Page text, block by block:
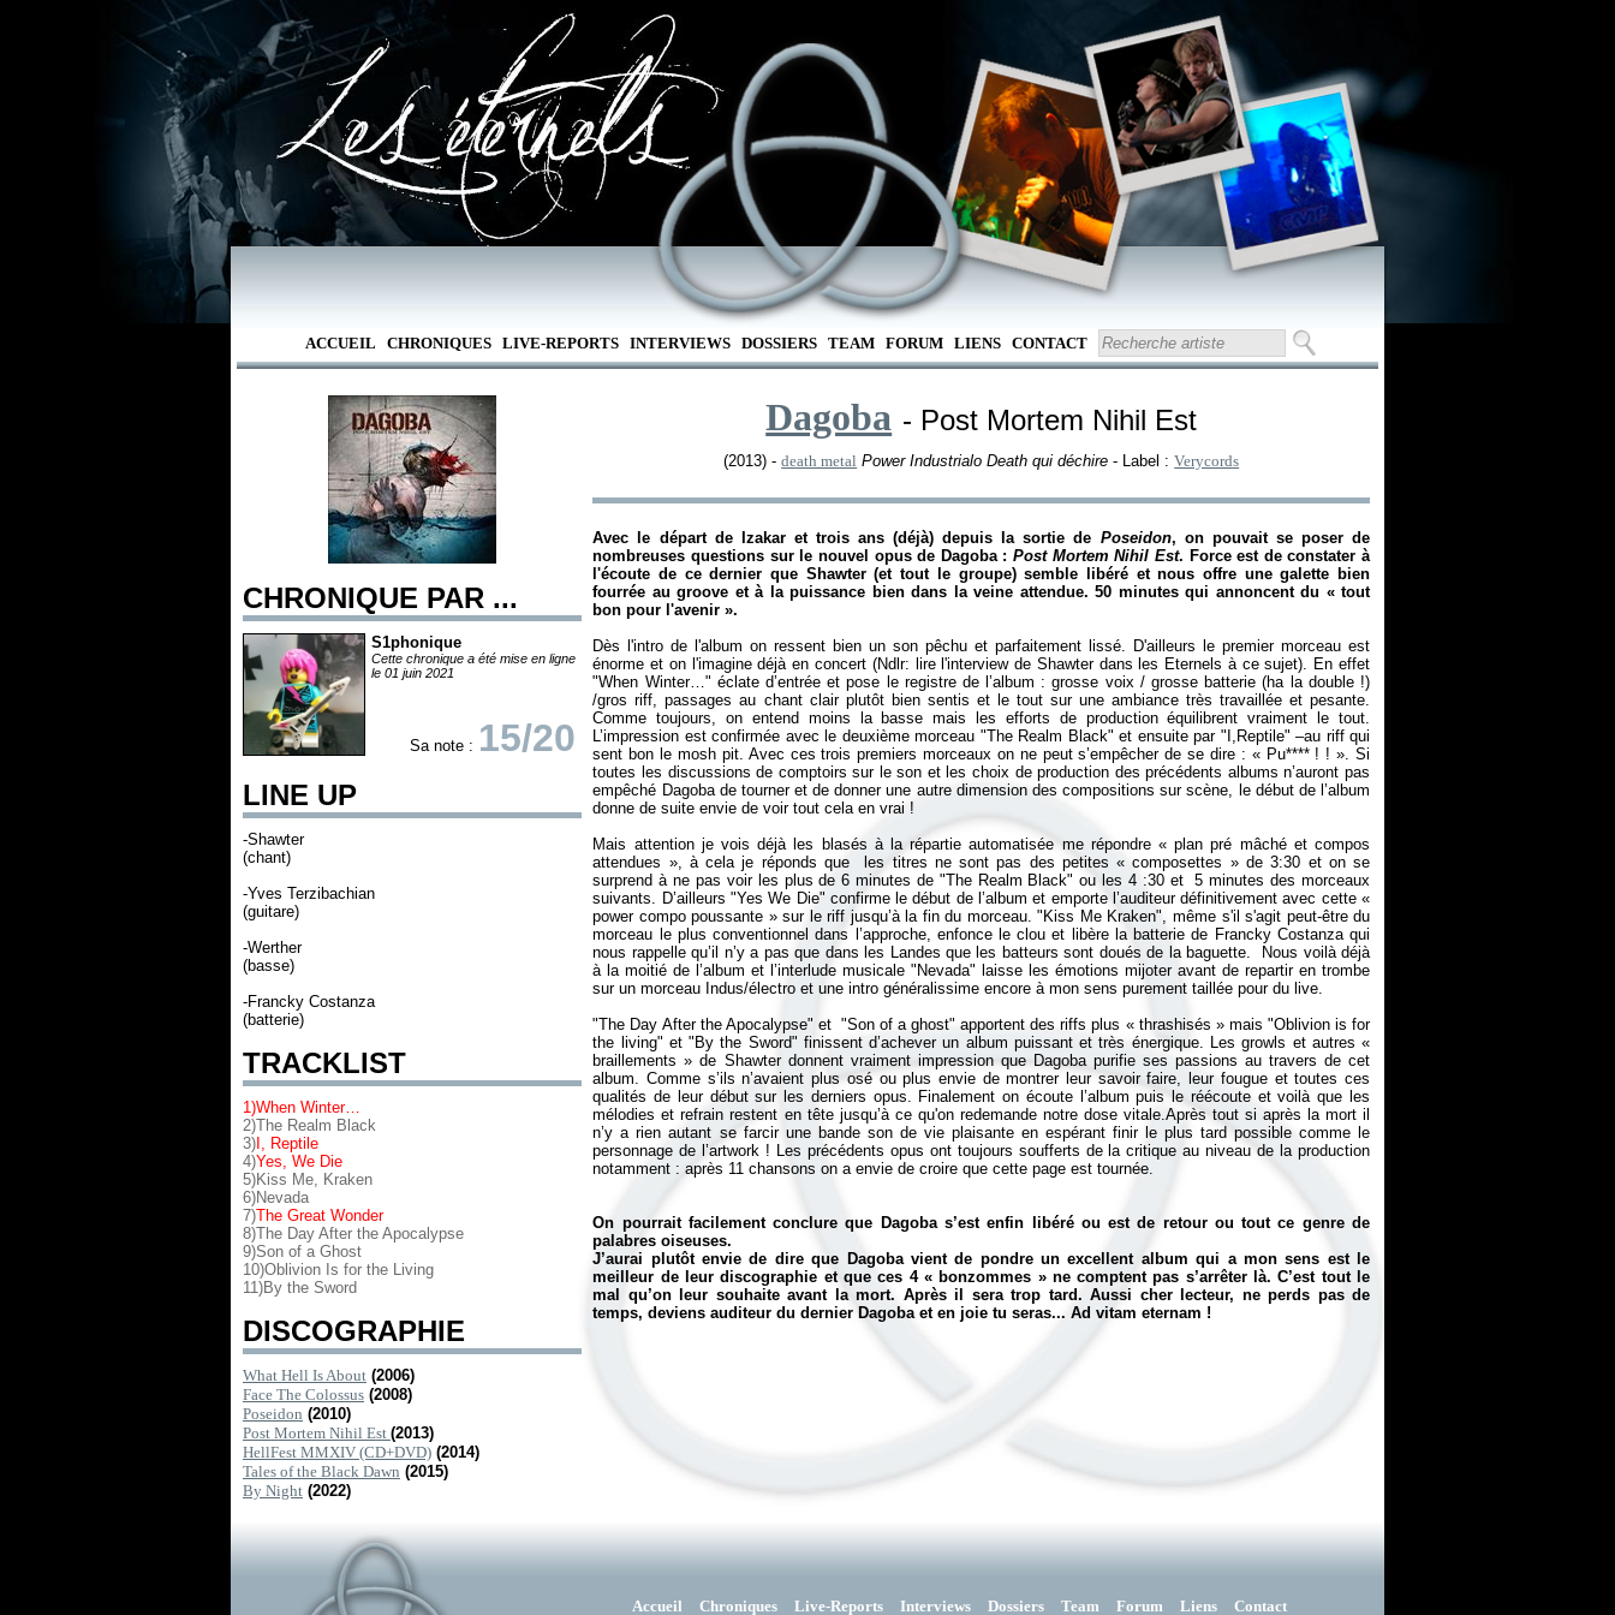
ACCUEIL CHRONIQUES LIVE-REPORTS INTERVIEWS DOSSIERS TEAM FORUM LIENS CONTACT
CHRONIQUE PAR ...
S1phonique
Cette chronique a été mise en ligne
le 01 juin 2021
Sa note : 15/20
LINE UP
-Shawter
(chant)
-Yves Terzibachian
(guitare)
-Werther
(basse)
-Francky Costanza
(batterie)
TRACKLIST
1)When Winter…
2)The Realm Black
3) I, Reptile
4)Yes, We Die
5)Kiss Me, Kraken
6)Nevada
7)The Great Wonder
8)The Day After the Apocalypse
9)Son of a Ghost
10)Oblivion Is for the Living
11)By the Sword
DISCOGRAPHIE
What Hell Is About (2006)
Face The Colossus (2008)
Poseidon (2010)
Post Mortem Nihil Est (2013)
HellFest MMXIV (CD+DVD) (2014)
Tales of the Black Dawn (2015)
By Night (2022)
Dagoba - Post Mortem Nihil Est
(2013) -death metal Power Industrialo Death qui déchire - Label :Verycords
Avec le départ de Izakar et trois ans (déjà) depuis la sortie de Poseidon, on pouvait se poser de
nombreuses questions sur le nouvel opus de Dagoba :Post Mortem Nihil Est. Force est de constater à
l'écoute de ce dernier que Shawter (et tout le groupe) semble libéré et nous offre une galette bien
fourrée au groove et à la puissance bien dans la veine attendue. 50 minutes qui annoncent du « tout
bon pour l'avenir».
Dès l'intro de l'album on ressent bien un son pêchu et parfaitement lissé. D'ailleurs le premier morceau est
énorme et on l'imagine déjà en concert (Ndlr: lire l'interview de Shawter dans les Eternels à ce sujet). En effet
"When Winter…" éclate d’entrée et pose le registre de l’album : grosse voix / grosse batterie (ha la double !)
/gros riff, passages au chant clair plutôt bien sentis et le tout sur une ambiance très travaillée et pesante.
Comme toujours, on entend moins la basse mais les efforts de production équilibrent vraiment le tout.
L’impression est confirmée avec le deuxième morceau "The Realm Black" et ensuite par "I,Reptile" –au riff qui
sent bon le mosh pit. Avec ces trois premiers morceaux on ne peut s’empêcher de se dire : « Pu**** ! !». Si
toutes les discussions de comptoirs sur le son et les choix de production des précédents albums n’auront pas
empêché Dagoba de tourner et de donner une autre dimension des compositions sur scène, le début de l’album
donne de suite envie de voir tout cela en vrai !
Mais attention je vois déjà les blasés à la répartie automatisée me répondre «plan pré mâché et compos
attendues », à cela je réponds que les titres ne sont pas des petites «composettes » de 3:30 et on se
surprend à ne pas voir les plus de 6 minutes de "The Realm Black" ou les 4 :30 et 5 minutes des morceaux
suivants. D’ailleurs "Yes We Die" confirme le début de l’album et emporte l’auditeur définitivement avec cette «
power compo poussante » sur le riff jusqu’à la fin du morceau. "Kiss Me Kraken", même s'il s'agit peut-être du
morceau le plus conventionnel dans l’approche, enfonce le clou et libère la batterie de Francky Costanza qui
nous rappelle qu’il n’y a pas que dans les Landes que les batteurs sont doués de la baguette. Nous voilà déjà
à la moitié de l’album et l’interlude musicale "Nevada" laisse les émotions mijoter avant de repartir en trombe
sur un morceau Indus/électro et une intro généralissime encore à mon sens purement taillée pour du live.
"The Day After the Apocalypse" et "Son of a ghost" apportent des riffs plus « thrashisés » mais "Oblivion is for
the living" et "By the Sword" finissent d’achever un album puissant et très énergique. Les growls et autres «
braillements» de Shawter donnent vraiment impression que Dagoba purifie ses passions au travers de cet
album. Comme s’ils n’avaient plus osé ou plus envie de montrer leur savoir faire, leur fougue et toutes ces
qualités de leur début sur les derniers opus. Finalement on écoute l’album puis le réécoute et voilà que les
mélodies et refrain restent en tête jusqu’à ce qu'on redemande notre dose vitale.Après tout si après la mort il
n’y a rien autant se farcir une bande son de vie plaisante en espérant finir le plus tard possible comme le
personnage de l’artwork ! Les précédents opus ont toujours soufferts de la critique au niveau de la production
notamment : après 11 chansons on a envie de croire que cette page est tournée.
On pourrait facilement conclure que Dagoba s’est enfin libéré ou est de retour ou tout ce genre de
palabres oiseuses.
J’aurai plutôt envie de dire que Dagoba vient de pondre un excellent album qui a mon sens est le
meilleur de leur discographie et que ces 4 « bonzommes » ne comptent pas s’arrêter là. C’est tout le
mal qu’on leur souhaite avant la mort. Après il sera trop tard. Aussi cher lecteur, ne perds pas de
temps, deviens auditeur du dernier Dagoba et en joie tu seras... Ad vitam eternam !
Accueil Chroniques Live-Reports Interviews Dossiers Team Forum Liens Contact